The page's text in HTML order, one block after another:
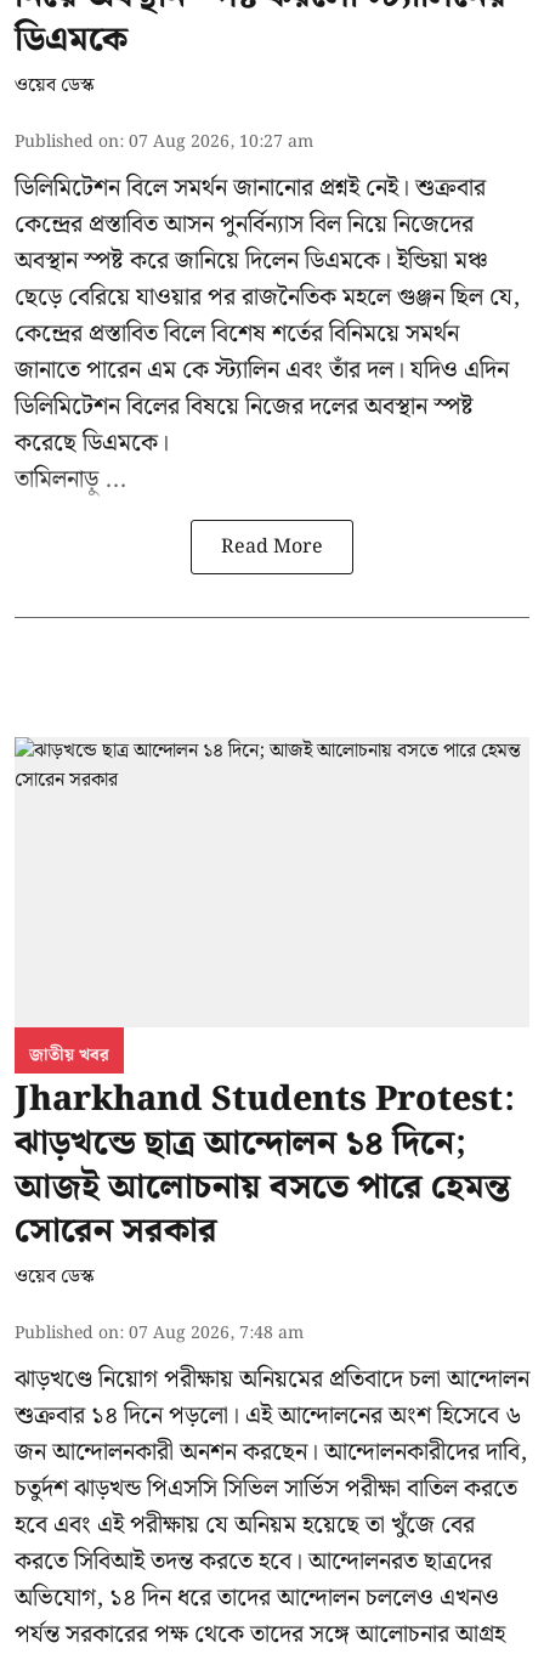
ডিএমকে
ওয়েব ডেস্ক
Published on:07 Aug 2026, 10:27 am
ডিলিমিটেশন বিলে সমর্থন জানানোর প্রশ্নই নেই। শুক্রবার
কেন্দ্রের প্রস্তাবিত আসন পুনর্বিন্যাস বিল নিয়ে নিজেদের
অবস্থান স্পষ্ট করে জানিয়ে দিলেন ডিএমকে। ইন্ডিয়া মঞ্চ
ছেড়ে বেরিয়ে যাওয়ার পর রাজনৈতিক মহলে গুঞ্জন ছিল যে,
কেন্দ্রের প্রস্তাবিত বিলে বিশেষ শর্তের বিনিময়ে সমর্থন
জানাতে পারেন এম কে স্ট্যালিন এবং তাঁর দল। যদিও এদিন
ডিলিমিটেশন বিলের বিষয়ে নিজের দলের অবস্থান স্পষ্ট
করেছে ডিএমকে।
তামিলনাড়ু ...
Read More
জাতীয় খবর
Jharkhand Students Protest:
ঝাড়খন্ডে ছাত্র আন্দোলন ১৪ দিনে;
আজই আলোচনায় বসতে পারে হেমন্ত
সোরেন সরকার
ওয়েব ডেস্ক
Published on:07 Aug 2026, 7:48 am
ঝাড়খণ্ডে নিয়োগ পরীক্ষায় অনিয়মের প্রতিবাদে চলা আন্দোলন
শুক্রবার ১৪ দিনে পড়লো। এই আন্দোলনের অংশ হিসেবে ৬
জন আন্দোলনকারী অনশন করছেন। আন্দোলনকারীদের দাবি,
চতুর্দশ ঝাড়খন্ড পিএসসি সিভিল সার্ভিস পরীক্ষা বাতিল করতে
হবে এবং এই পরীক্ষায় যে অনিয়ম হয়েছে তা খুঁজে বের
করতে সিবিআই তদন্ত করতে হবে। আন্দোলনরত ছাত্রদের
অভিযোগ, ১৪ দিন ধরে তাদের আন্দোলন চললেও এখনও
পর্যন্ত সরকারের পক্ষ থেকে তাদের সঙ্গে আলোচনার আগ্রহ